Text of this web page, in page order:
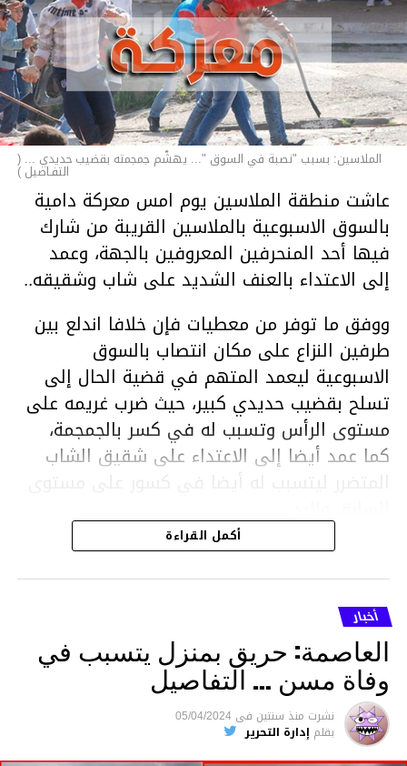
الملاسين: بسبب "نصبة في السوق "... يهشّم جمجمته بقضيب حديدي ... (
التفـاصيل )
عاشت منطقة الملاسين يوم امس معركة دامية
بالسوق الاسبوعية بالملاسين القريبة من شارك
فيها أحد المنحرفين المعروفين بالجهة، وعمد
إلى الاعتداء بالعنف الشديد على شاب وشقيقه..
ووفق ما توفر من معطيات فإن خلافا اندلع بين
طرفين النزاع على مكان انتصاب بالسوق
الاسبوعية ليعمد المتهم في قضية الحال إلى
تسلح بقضيب حديدي كبير، حيث ضرب غريمه على
مستوى الرأس وتسبب له في كسر بالجمجمة،
كما عمد أيضا إلى الاعتداء على شقيق الشاب
المتضرر ليتسبب له أيضا في كسور على مستوى
هذا وقد تمكن أعوان مركز الأمن الوطني بحي
هلال في توقيت قياسي من محاصرة المشتبه به
والقبض عليه وإحالته على التحقيق في خصوص
ما نُسبه إليه.
متابعة
قسم الاخبار
أكمل القراءة
أخبار
العاصمة: حريق بمنزل يتسبب في
وفاة مسن … التفاصيل
نشرت منذ سنتين فى 05/04/2024
بقلم إدارة التحرير